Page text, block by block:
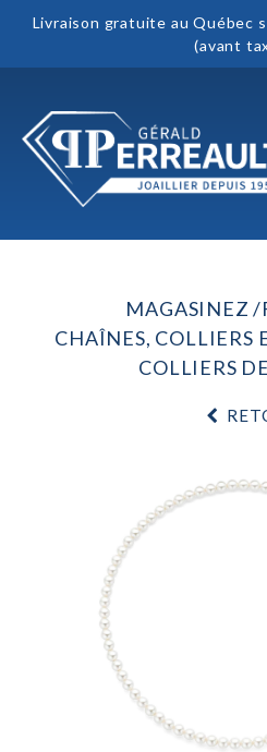
Livraison gratuite au Québec
(avant
MAGASINEZ
CHAÎNES, COLLIERS
COLLIERS